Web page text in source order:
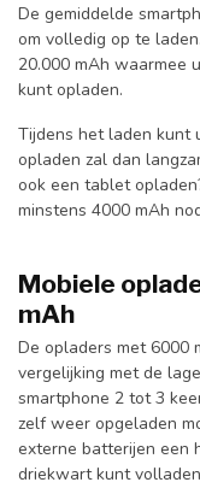
De gemiddelde
om volledig op te
20.000 mAh waarmee
kunt opladen.
Tijdens het laden kunt
opladen zal dan
ook een tablet
minstens 4000 mAh
Mobiele
mAh
De opladers met 6000
vergelijking met de
smartphone 2 tot 3
zelf weer opgeladen
externe batterijen een
driekwart kunt